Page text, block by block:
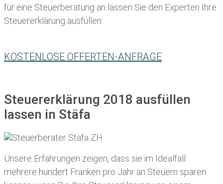
für eine Steuerberatung an lassen Sie den Experten Ihre
Steuererklärung ausfüllen:
KOSTENLOSE OFFERTEN-ANFRAGE
Steuererklärung 2018 ausfüllen
lassen in Stäfa
Unsere Erfahrungen zeigen, dass sie im Idealfall
mehrere hundert Franken pro Jahr an Steuern sparen